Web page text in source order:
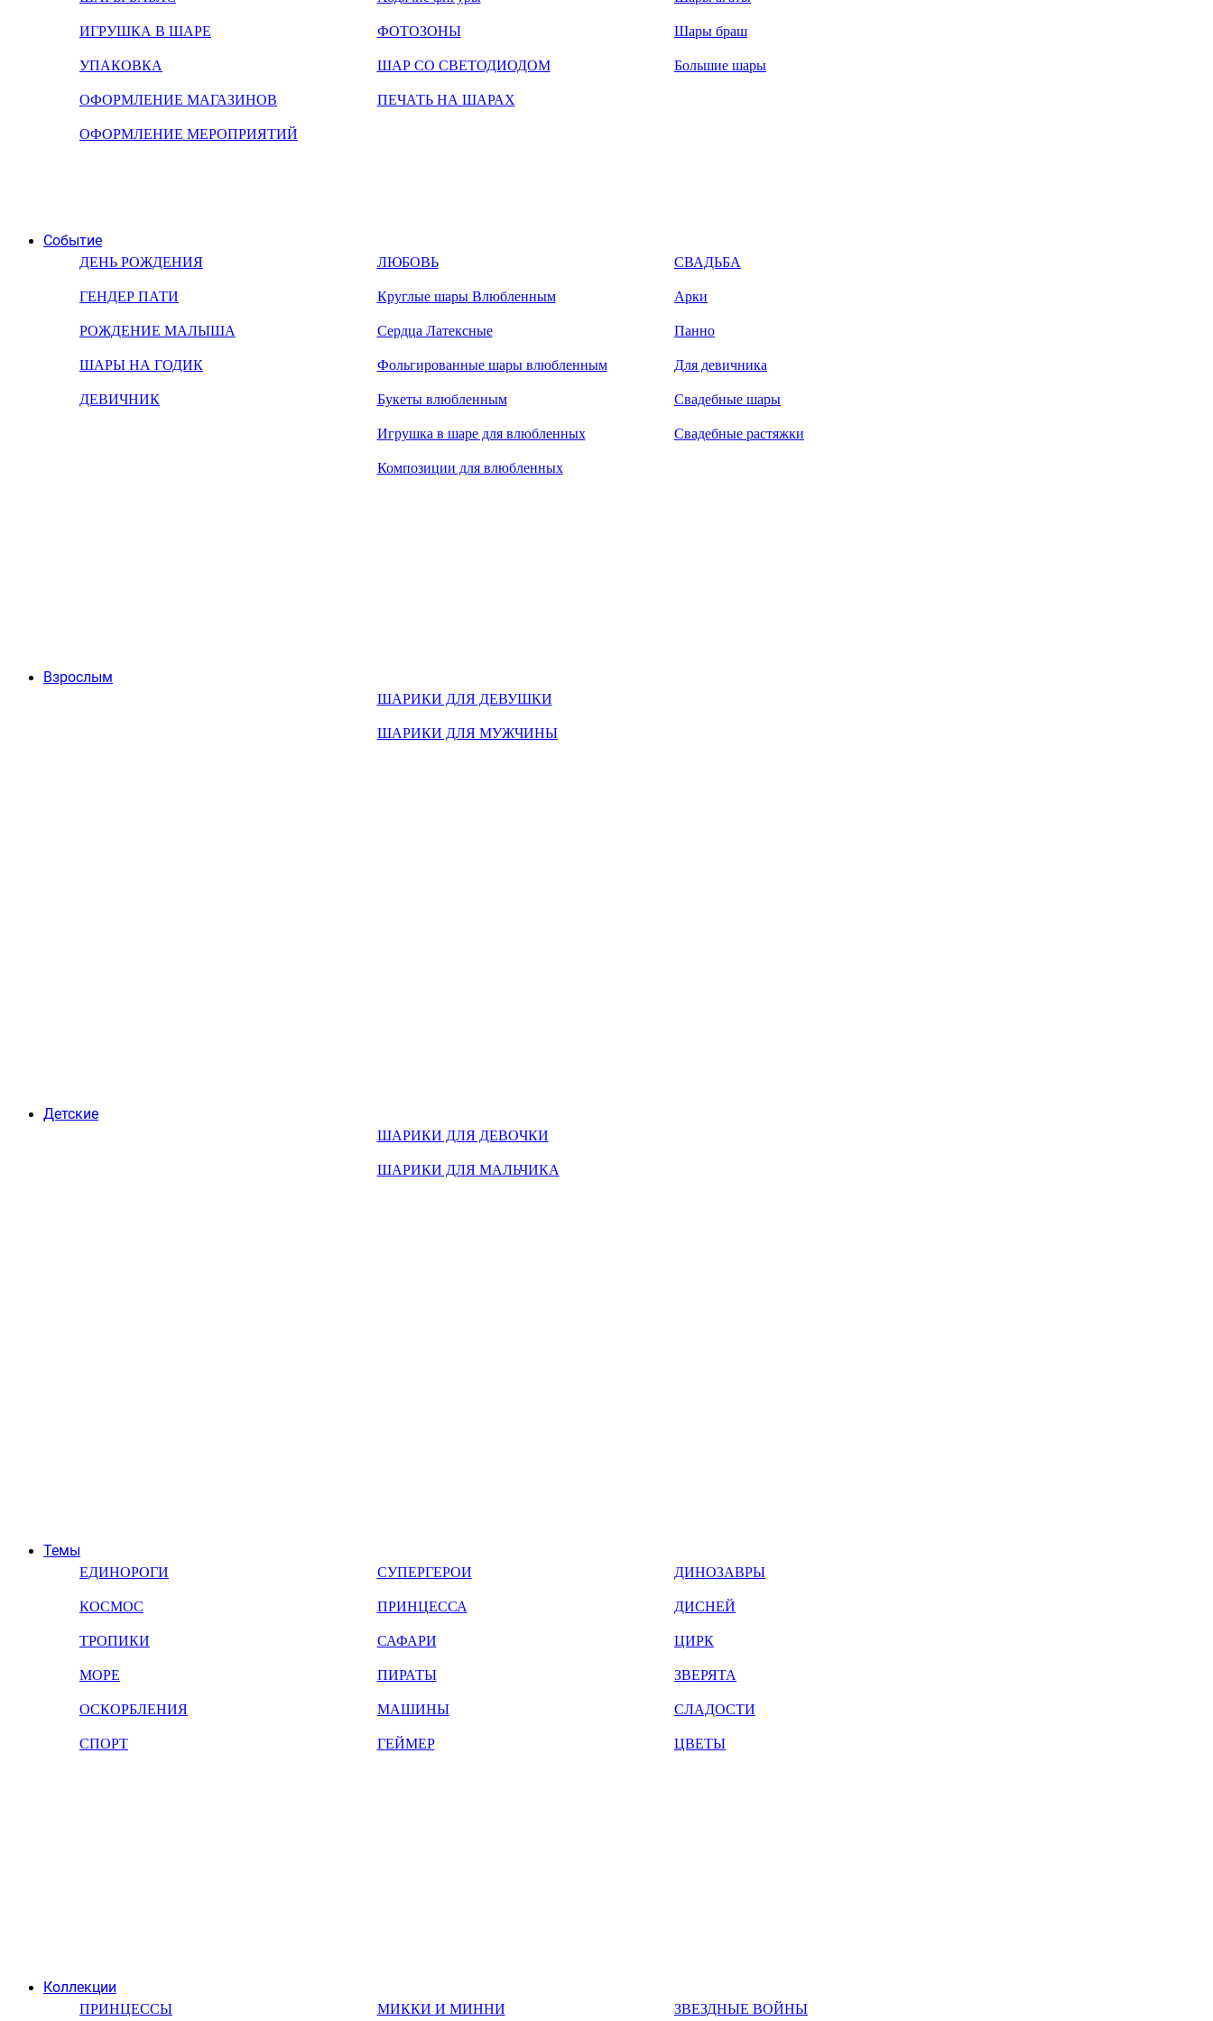
ИГРУШКА В ШАРЕ
УПАКОВКА
ОФОРМЛЕНИЕ МАГАЗИНОВ
ОФОРМЛЕНИЕ МЕРОПРИЯТИЙ
ФОТОЗОНЫ
ШАР СО СВЕТОДИОДОМ
ПЕЧАТЬ НА ШАРАХ
Шары браш
Большие шары
Событие
ДЕНЬ РОЖДЕНИЯ
ГЕНДЕР ПАТИ
РОЖДЕНИЕ МАЛЫША
ШАРЫ НА ГОДИК
ДЕВИЧНИК
ЛЮБОВЬ
Круглые шары Влюбленным
Сердца Латексные
Фольгированные шары влюбленным
Букеты влюбленным
Игрушка в шаре для влюбленных
Композиции для влюбленных
СВАДЬБА
Арки
Панно
Для девичника
Свадебные шары
Свадебные растяжки
Взрослым
ШАРИКИ ДЛЯ ДЕВУШКИ
ШАРИКИ ДЛЯ МУЖЧИНЫ
Детские
ШАРИКИ ДЛЯ ДЕВОЧКИ
ШАРИКИ ДЛЯ МАЛЬЧИКА
Темы
ЕДИНОРОГИ
КОСМОС
ТРОПИКИ
МОРЕ
ОСКОРБЛЕНИЯ
СПОРТ
СУПЕРГЕРОИ
ПРИНЦЕССА
САФАРИ
ПИРАТЫ
МАШИНЫ
ГЕЙМЕР
ДИНОЗАВРЫ
ДИСНЕЙ
ЦИРК
ЗВЕРЯТА
СЛАДОСТИ
ЦВЕТЫ
Коллекции
ПРИНЦЕССЫ МИККИ И МИННИ ЗВЕЗДНЫЕ ВОЙНЫ